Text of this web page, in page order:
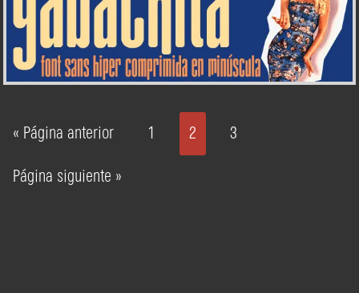
« Página anterior 1 2 3
Página siguiente »